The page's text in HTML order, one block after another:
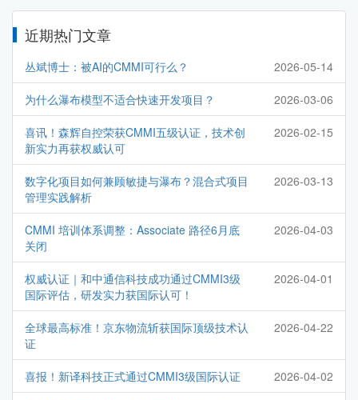
近期热门文章
丛斌博士：被AI的CMMI可行么？ 2026-05-14
为什么瀑布模型不适合快速开发项目？ 2026-03-06
喜讯！森辉自控荣获CMMI五级认证，技术创
新实力再获权威认可
2026-02-15
数字化项目如何兼顾敏捷与瀑布？混合式项目
管理实践解析
2026-03-13
CMMI 培训体系调整：Associate 路径6月底
关闭
2026-04-03
权威认证｜和中通信科技成功通过CMMI3级
国际评估，研发实力获国际认可！
2026-04-01
全球最高标准！京东物流斩获国际顶级技术认
证
2026-04-22
喜报！新译科技正式通过CMMI3级国际认证 2026-04-02